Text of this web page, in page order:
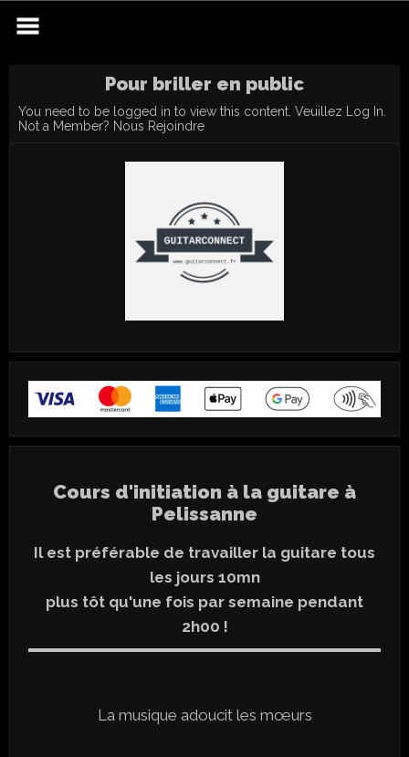
content
Pour briller en public
You need to be logged in to view this content. Veuillez Log In
Not a Member? Nous Rejoindre
Cours d'initiation à la guitare à
Pelissanne
Il est préférable de travailler la guitare tous
les jours 10mn
plus tôt qu'une fois par semaine pendant
2h00 !
La musique adoucit les mœurs